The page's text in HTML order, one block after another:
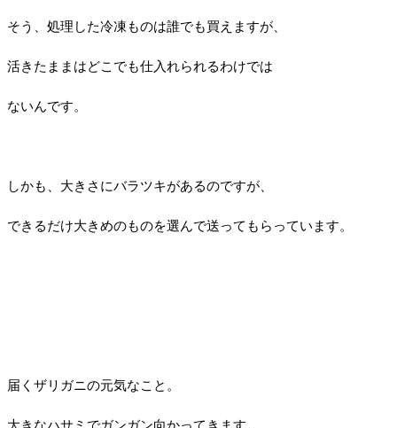
そう、処理した冷凍ものは誰でも買えますが、
活きたままはどこでも仕入れられるわけでは
ないんです。
しかも、大きさにバラツキがあるのですが、
できるだけ大きめのものを選んで送ってもらっています。
届くザリガニの元気なこと。